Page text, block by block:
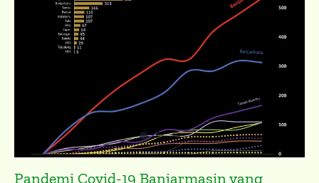
Pandemi Covid-19 Banjarmasin yang